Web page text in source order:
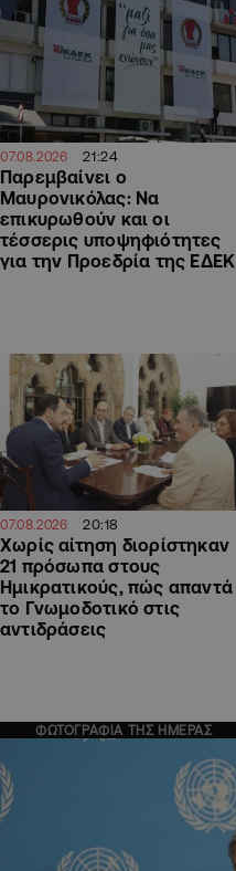
07.08.2026 21:24
Παρεμβαίνει ο
Μαυρονικόλας: Να
επικυρωθούν και οι
τέσσερις υποψηφιότητες
για την Προεδρία της ΕΔΕΚ
07.08.2026 20:18
Χωρίς αίτηση διορίστηκαν
21 πρόσωπα στους
Ημικρατικούς, πώς απαντά
το Γνωμοδοτικό στις
αντιδράσεις
ΦΩΤΟΓΡΑΦΙΑ ΤΗΣ ΗΜΕΡΑΣ